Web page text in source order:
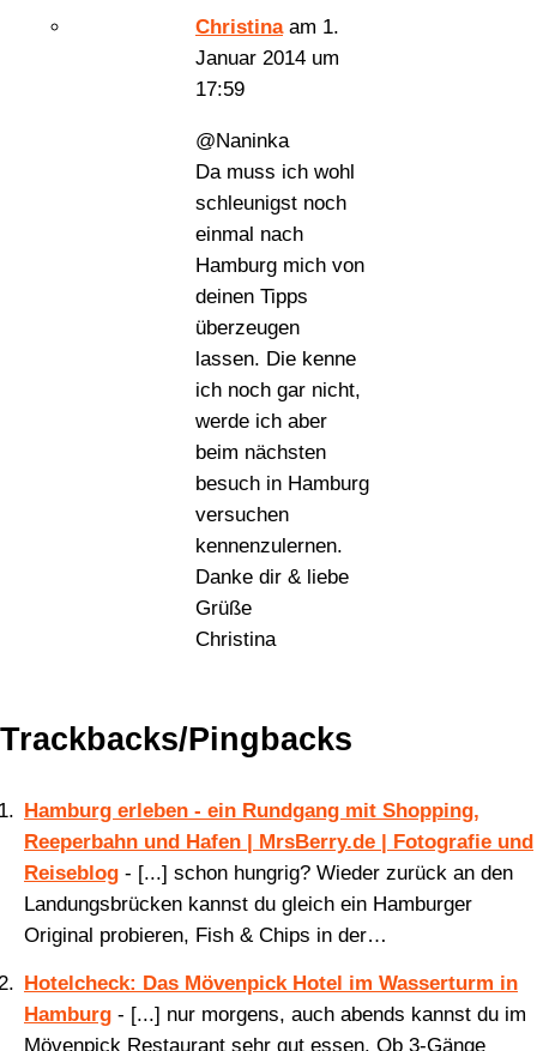
Christina am 1.
Januar 2014 um
17:59
@Naninka
Da muss ich wohl
schleunigst noch
einmal nach
Hamburg mich von
deinen Tipps
überzeugen
lassen. Die kenne
ich noch gar nicht,
werde ich aber
beim nächsten
besuch in Hamburg
versuchen
kennenzulernen.
Danke dir & liebe
Grüße
Christina
Trackbacks/Pingbacks
Hamburg erleben - ein Rundgang mit Shopping,
Reeperbahn und Hafen | MrsBerry.de | Fotografie und
Reiseblog - [...] schon hungrig? Wieder zurück an den
Landungsbrücken kannst du gleich ein Hamburger
Original probieren, Fish & Chips in der…
Hotelcheck: Das Mövenpick Hotel im Wasserturm in
Hamburg - [...] nur morgens, auch abends kannst du im
Mövenpick Restaurant sehr gut essen. Ob 3-Gänge